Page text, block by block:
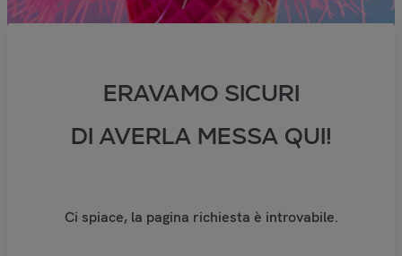
ERAVAMO SICURI
DI AVERLA MESSA QUI!
Ci spiace, la pagina richiesta è introvabile.